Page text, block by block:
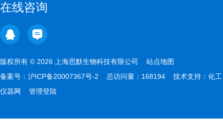
在线咨询
版权所有 © 2026 上海思默生物科技有限公司 站点地图
备案号： 沪ICP备20007367号-2 总访问量：168194 技术支持： 化工
仪器网
管理登陆